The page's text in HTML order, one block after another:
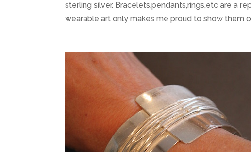
sterling silver. Bracelets,pendants,rings,etc are a
wearable art only makes me proud to show them